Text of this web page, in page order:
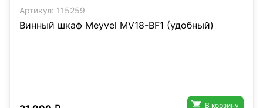
Артикул: 115259
Винный шкаф Meyvel MV18-BF1 (удобный)
 В корзину